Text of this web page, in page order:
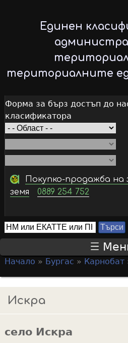
to
main
content
Единен
териториалните
Форма за бърз достъп до
класификатора
Покупко-продажба на
земя
0889 254 752
S
e
r
c
h
f
Т
ъ
с
и
o
u
r
Начало » Бургас » Карнобат
Искра
село Искра